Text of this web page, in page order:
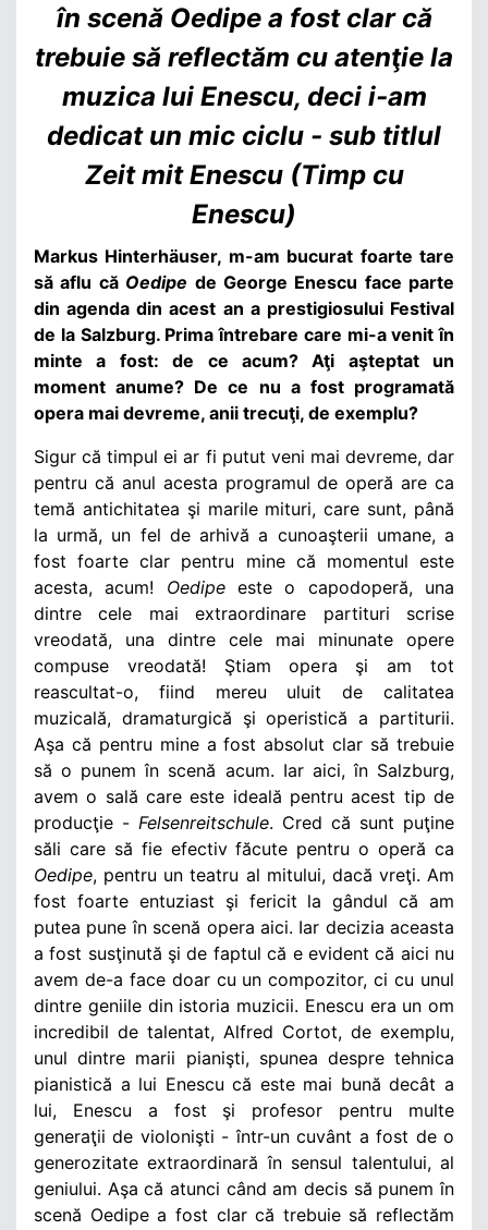
în scenă Oedipe a fost clar că
trebuie să reflectăm cu atenţie la
muzica lui Enescu, deci i-am
dedicat un mic ciclu - sub titlul
Zeit mit Enescu (Timp cu
Enescu)
Markus Hinterhäuser, m-am bucurat foarte tare
să aflu că Oedipe de George Enescu face parte
din agenda din acest an a prestigiosului Festival
de la Salzburg. Prima întrebare care mi-a venit în
minte a fost: de ce acum? Aţi aşteptat un
moment anume? De ce nu a fost programată
opera mai devreme, anii trecuţi, de exemplu?
Sigur că timpul ei ar fi putut veni mai devreme, dar
pentru că anul acesta programul de operă are ca
temă antichitatea şi marile mituri, care sunt, până
la urmă, un fel de arhivă a cunoaşterii umane, a
fost foarte clar pentru mine că momentul este
acesta, acum! Oedipeeste o capodoperă, una
dintre cele mai extraordinare partituri scrise
vreodată, una dintre cele mai minunate opere
compuse vreodată! Ştiam opera şi am tot
reascultat-o, fiind mereu uluit de calitatea
muzicală, dramaturgică şi operistică a partiturii.
Aşa că pentru mine a fost absolut clar să trebuie
să o punem în scenă acum. Iar aici, în Salzburg,
avem o sală care este ideală pentru acest tip de
producţie - Felsenreitschule. Cred că sunt puţine
săli care să fie efectiv făcute pentru o operă ca
Oedipe, pentru un teatru al mitului, dacă vreţi. Am
fost foarte entuziast şi fericit la gândul că am
putea pune în scenă opera aici. Iar decizia aceasta
a fost susţinută şi de faptul că e evident că aici nu
avem de-a face doar cu un compozitor, ci cu unul
dintre geniile din istoria muzicii. Enescu era un om
incredibil de talentat, Alfred Cortot, de exemplu,
unul dintre marii pianişti, spunea despre tehnica
pianistică a lui Enescu că este mai bună decât a
lui, Enescu a fost şi profesor pentru multe
generaţii de violonişti - într-un cuvânt a fost de o
generozitate extraordinară în sensul talentului, al
geniului. Aşa că atunci când am decis să punem în
scenă Oedipe a fost clar că trebuie să reflectăm